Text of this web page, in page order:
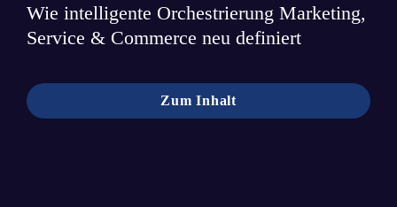
Wie intelligente Orchestrierung Marketing,
Service & Commerce neu definiert
Zum Inhalt